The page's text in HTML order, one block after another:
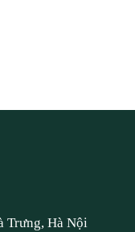
Trưng, Hà Nội